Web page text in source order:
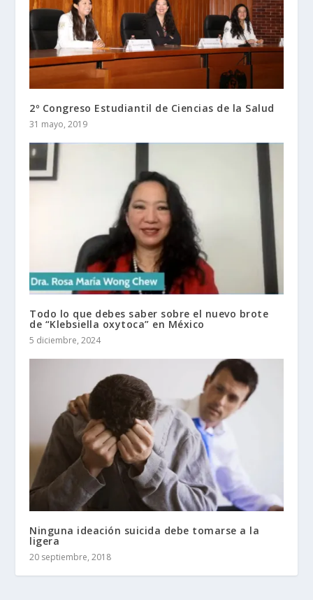
2º Congreso Estudiantil de Ciencias de la Salud
31 mayo, 2019
Todo lo que debes saber sobre el nuevo brote
de “Klebsiella oxytoca” en México
5 diciembre, 2024
Ninguna ideación suicida debe tomarse a la
ligera
20 septiembre, 2018